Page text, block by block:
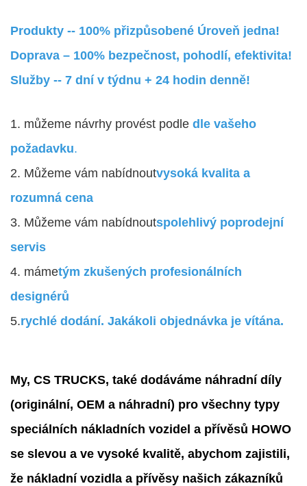
Produkty -- 100% přizpůsobené Úroveň jedna!
Doprava – 100% bezpečnost, pohodlí, efektivita!
Služby -- 7 dní v týdnu + 24 hodin denně!
1. můžeme návrhy provést podle dle vašeho
požadavku.
2. Můžeme vám nabídnoutvysoká kvalita a
rozumná cena
3. Můžeme vám nabídnoutspolehlivý poprodejní
servis
4. mámetým zkušených profesionálních
designérů
5.rychlé dodání. Jakákoli objednávka je vítána.
My, CS TRUCKS, také dodáváme náhradní díly
(originální, OEM a náhradní) pro všechny typy
speciálních nákladních vozidel a přívěsů HOWO
se slevou a ve vysoké kvalitě, abychom zajistili,
že nákladní vozidla a přívěsy našich zákazníků